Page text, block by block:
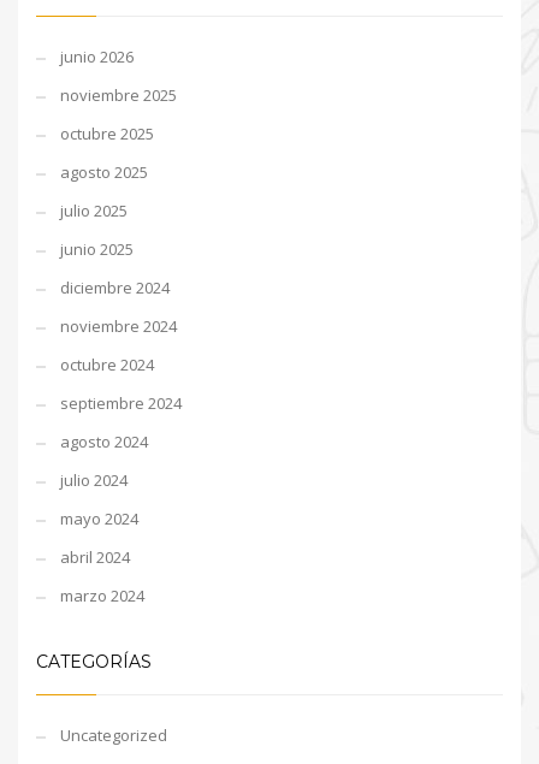
junio 2026
noviembre 2025
octubre 2025
agosto 2025
julio 2025
junio 2025
diciembre 2024
noviembre 2024
octubre 2024
septiembre 2024
agosto 2024
julio 2024
mayo 2024
abril 2024
marzo 2024
CATEGORÍAS
Uncategorized